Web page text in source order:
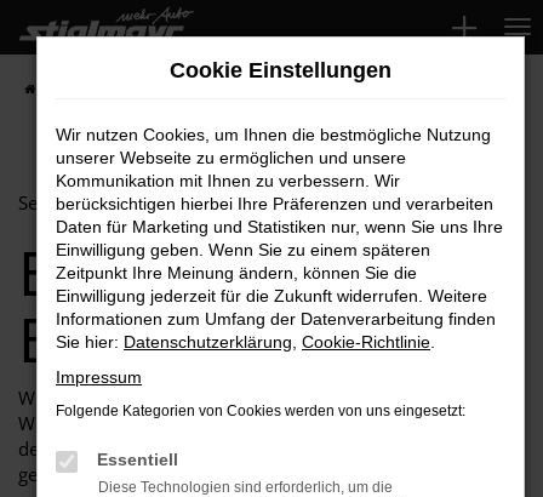
Zum
Hauptinhalt
springen
Selbsteinschätzung durch Dritte
Erklärung zur
Barrierefreiheit
Wir (Autohaus Michael Stiglmayr GmbH) als
Websitebetreiber sind bemüht, die Website in Einklang mit
den einschlägigen Vorschriften zur Barrierefreiheit zu
gestalten. Für uns gelten folgende Rechtsvorschriften:
Cookie Einstellungen
Wir nutzen Cookies, um Ihnen die bestmögliche Nutzung
unserer Webseite zu ermöglichen und unsere
Kommunikation mit Ihnen zu verbessern. Wir
berücksichtigen hierbei Ihre Präferenzen und verarbeiten
Daten für Marketing und Statistiken nur, wenn Sie uns Ihre
Einwilligung geben. Wenn Sie zu einem späteren
Zeitpunkt Ihre Meinung ändern, können Sie die
Einwilligung jederzeit für die Zukunft widerrufen. Weitere
Informationen zum Umfang der Datenverarbeitung finden
Sie hier: Datenschutzerklärung Cookie-Richtlinie
Impressum
Folgende Kategorien von Cookies werden von uns eingesetzt:
Essentiell
Diese Technologien sind erforderlich, um die